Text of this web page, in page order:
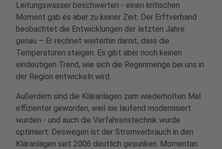
Leitungswasser beschwerten - einen kritischen
Moment gab es aber zu keiner Zeit. Der Erftverband
beobachtet die Entwicklungen der letzten Jahre
genau – Er rechnet weiterhin damit, dass die
Temperaturen steigen. Es gibt aber noch keinen
eindeutigen Trend, wie sich die Regenmenge bei uns in
der Region entwickeln wird.
Außerdem sind die Kläranlagen zum wiederholten Mal
effizienter geworden, weil sie laufend modernisiert
wurden - und auch die Verfahrenstechnik wurde
optimiert. Deswegen ist der Stromverbrauch in den
Kläranlagen seit 2006 deutlich gesunken. Momentan